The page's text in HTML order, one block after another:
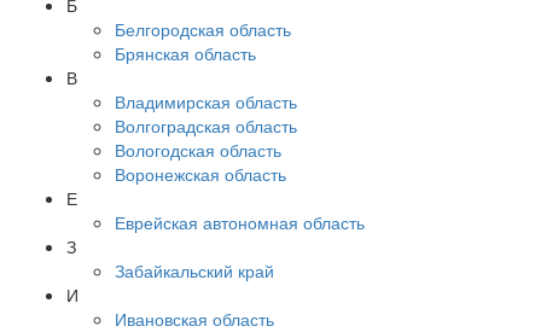
Б
Белгородская область
Брянская область
В
Владимирская область
Волгоградская область
Вологодская область
Воронежская область
Е
Еврейская автономная область
З
Забайкальский край
И
Ивановская область